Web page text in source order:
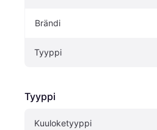
Brändi
Tyyppi
Tyyppi
Kuuloketyyppi